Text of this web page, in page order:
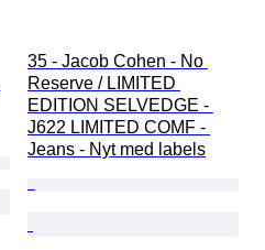
35 - Jacob Cohen - No
Reserve / LIMITED
EDITION SELVEDGE -
J622 LIMITED COMF -
Jeans - Nyt med labels